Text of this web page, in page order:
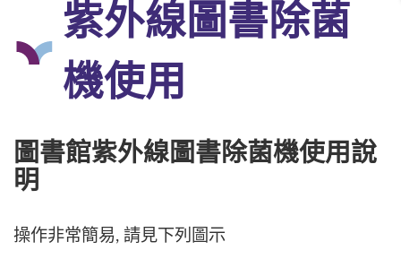
紫外線圖書除菌
機使用
圖書館紫外線圖書除菌機使用說
明
操作非常簡易, 請見下列圖示